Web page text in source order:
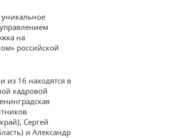
на
российской
из 16 находятся в
кадровой
Сергей
и Александр